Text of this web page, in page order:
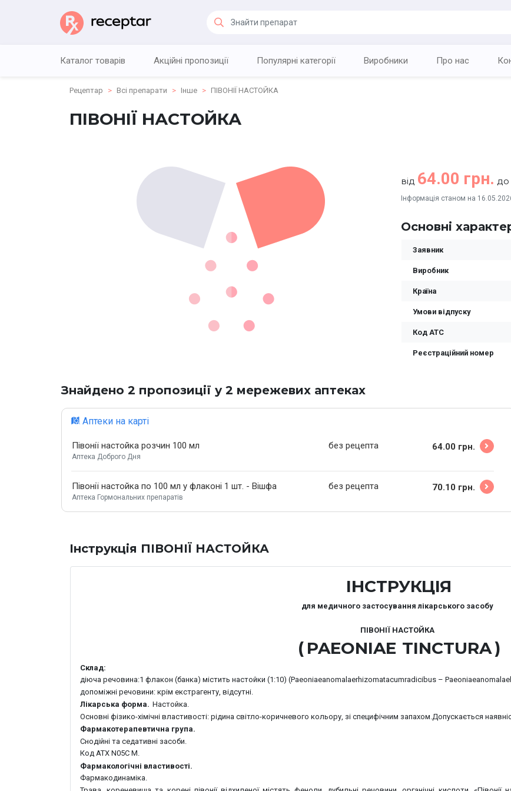
Каталог товарів Акційні пропозиції Популярні категорії Виробники Про нас
Рецептар Всі препарати Інше ПІВОНІЇ НАСТОЙКА
ПІВОНІЇ НАСТОЙКА
від 64.00 грн. до
Інформація станом на
Основні
Заявник
Виробник
Країна
Умови відпуску
Код ATC
Реєстраційний номер
Знайдено 2 пропозиції у 2 мережевих аптеках
Аптеки на карті
Півонії настойка розчин 100 мл
Аптека Доброго Дня
без рецепта 64.00 грн.
Півонії настойка по 100 мл у флаконі 1 шт. - Вішфа
Аптека Гормональних препаратів
без рецепта 70.10 грн.
Iнструкція ПІВОНІЇ НАСТОЙКА
ІНСТРУКЦІЯ
для медичного застосування лікарського засобу
ПІВОНІЇ НАСТОЙКА
( PAEONIAE TINCTURA)
Склад:
діюча речовина:1 флакон (банка) містить настойки (1:10) (Paeoniaeanomalaerhizomatacumradicibus – Paeoniaeanomalae
допоміжні речовини: крім екстрагенту, відсутні.
Лікарська форма. Настойка.
Основні фізико-хімічні властивості: рідина світло-коричневого кольору, зі специфічним запахом. Допускається
Фармакотерапевтична група.
Снодійні та седативні засоби.
Код АТХ N05С М.
Фармакологічні властивості.
Фармакодинаміка.